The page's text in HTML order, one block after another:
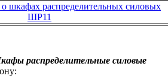
шкафах распределительных силовых
ШР11
распределительные силовые